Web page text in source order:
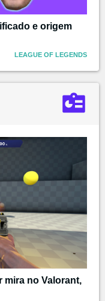
e origem
LEAGUE OF LEGENDS
mira no Valorant,